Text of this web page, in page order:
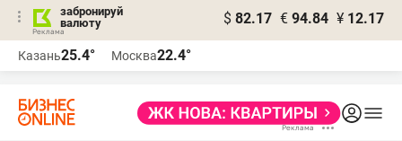
забронируй
валюту
$ 82.17 € 94.84 ¥ 12.17
Казань25.4° Москва22.4°